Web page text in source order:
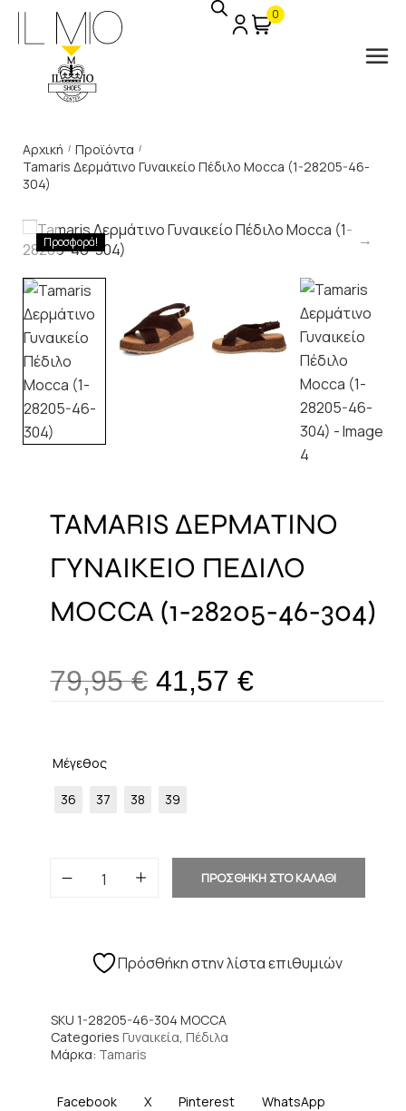
0
Αρχική / Προϊόντα /
Tamaris Δερμάτινο Γυναικείο Πέδιλο Mocca (1-28205-46-
304)
Προσφορά!
TAMARIS ΔΕΡΜΑΤΙΝΟ
ΓΥΝΑΙΚΕΙΟ ΠΕΔΙΛΟ
MOCCA (1-28205-46-304)
79,95€ 41,57 €
Μέγεθος
36 37 38 39
ΠΡΟΣΘΗΚΗ ΣΤΟ ΚΑΛΑΘΙ
Πρόσθήκη στην λίστα επιθυμιών
SKU 1-28205-46-304 MOCCA
Categories Γυναικεία, Πέδιλα
Μάρκα: Tamaris
Facebook X Pinterest WhatsApp